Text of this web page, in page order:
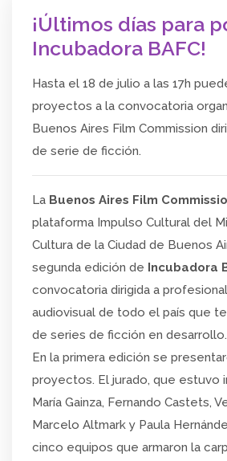
¡Últimos días para
Incubadora BAFC!
Hasta el 18 de julio a las 17h
proyectos a la convocatoria
Buenos Aires Film Commission
de serie de ficción.
La Buenos Aires Film
plataforma Impulso Cultural del
Cultura de la Ciudad de Buenos
segunda edición de Incubadora
convocatoria dirigida a
audiovisual de todo el país que
de series de ficción en desarrollo.
En la primera edición se
proyectos. El jurado, que estuvo
María Gainza, Fernando Castets,
Marcelo Altmark y Paula
cinco equipos que armaron la